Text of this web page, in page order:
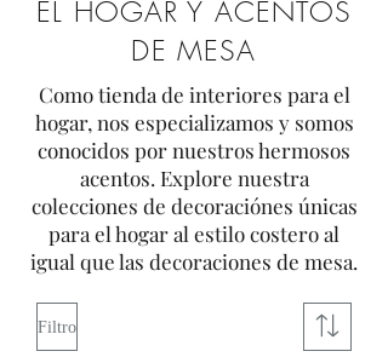
EL HOGAR Y ACENTOS
DE MESA
Como tienda de interiores para el
hogar, nos especializamos y somos
conocidos por nuestros hermosos
acentos. Explore nuestra
colecciones de decoraciónes únicas
para el hogar al estilo costero al
igual que las decoraciones de mesa.
Filtro